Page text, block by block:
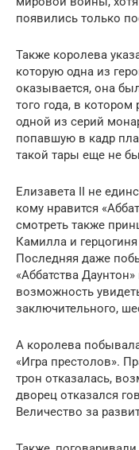
появились только
Также королева
которую одна из
оказывается, она
того года, в
одной из серий
попавшую в кадр
такой тары еще не
Елизавета II не
кому нравится
смотреть также
Камилла и
Последняя даже
«Аббатства
возможность
заключительного,
А королева
«Игра престолов».
трон отказалась,
дворец отказался
Величество за